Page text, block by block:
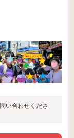
い合わせくださ